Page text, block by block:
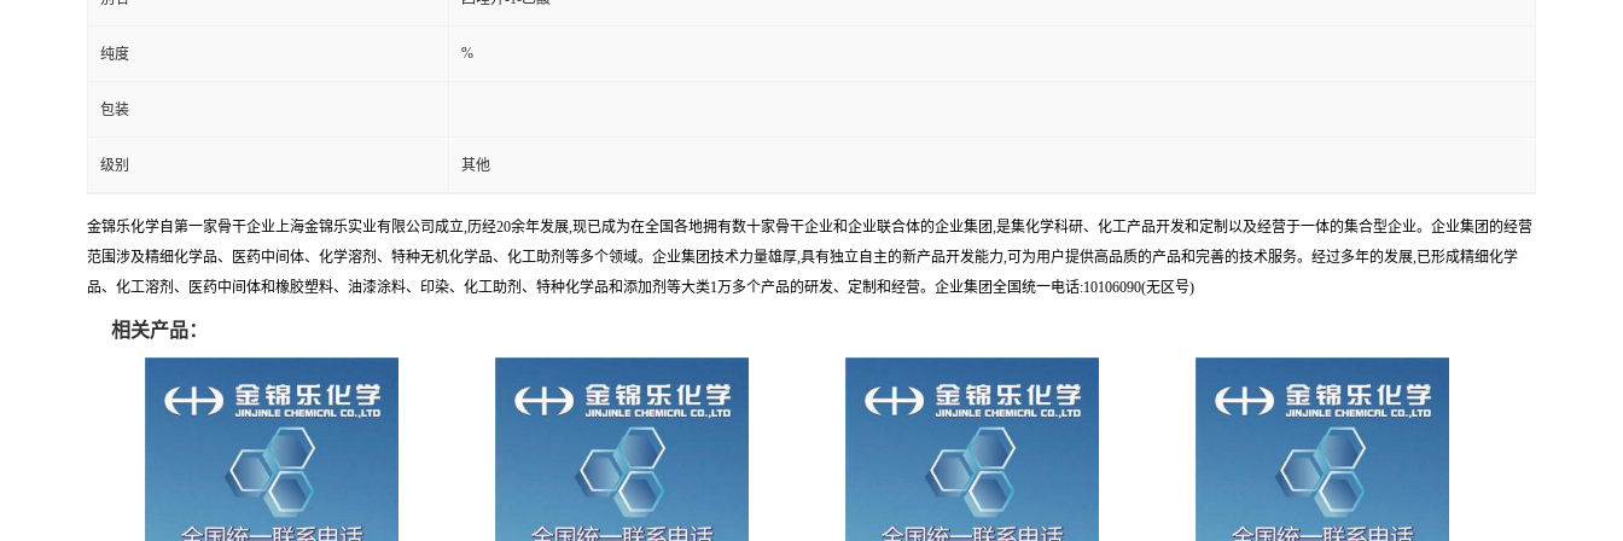
纯度 %
包装
级别 其他
金锦乐化学自第一家骨干企业上海金锦乐实业有限公司成立,历经20余年发展,现已成为在全国各地拥有数十家骨干企业和企业联合体的企业集团,是集化学科研、化工产品开发和定制以及经营于一体的集合型企业。企业集团的经营
范围涉及精细化学品、医药中间体、化学溶剂、特种无机化学品、化工助剂等多个领域。企业集团技术力量雄厚,具有独立自主的新产品开发能力,可为用户提供高品质的产品和完善的技术服务。经过多年的发展,已形成精细化学
品、化工溶剂、医药中间体和橡胶塑料、油漆涂料、印染、化工助剂、特种化学品和添加剂等大类1万多个产品的研发、定制和经营。企业集团全国统一电话:10106090(无区号)
相关产品：